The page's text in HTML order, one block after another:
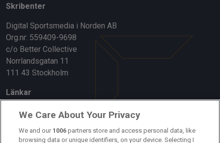
Skribenter
Digital Sportsmedia i Norden AB
Org.nr: 559409-9698
c/o Better Collective
Norrlandsgatan 11
111 43 Stockholm
Länkar
Om oss
Kontakta oss
We Care About Your Privacy
We and our 1006 partners store and access personal data, like
browsing data or unique identifiers, on your device. Selecting I